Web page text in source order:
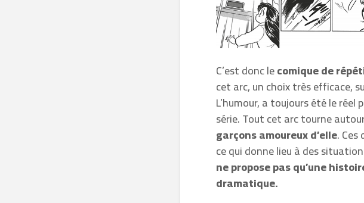
C’est donc lecomique de
cet arc, un choix très efficace,
L’humour, a toujours été le
série. Tout cet arc tourne
garçons amoureux d’elle.
ce qui donne lieu à des
ne propose pas qu’une
dramatique.